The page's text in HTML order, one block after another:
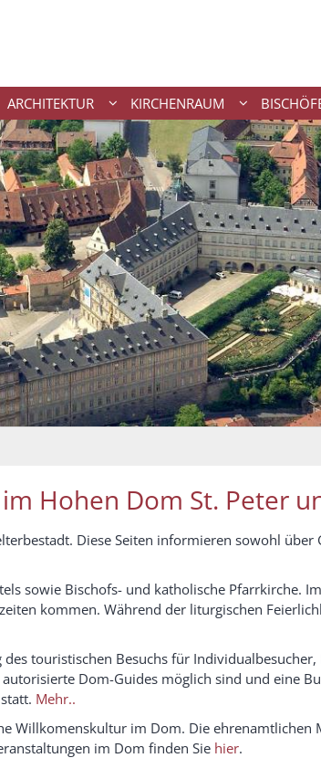
ARCHITEKTUR KIRCHENRAUM
Hohen Dom St. Peter
Diese Seiten informieren sowohl
sowie Bischofs- und katholische Pfarrkirche.
kommen. Während der liturgischen
touristischen Besuchs für
Dom-Guides möglich sind und eine
Mehr..
Willkomenskultur im Dom. Die
im Dom finden Sie hier.